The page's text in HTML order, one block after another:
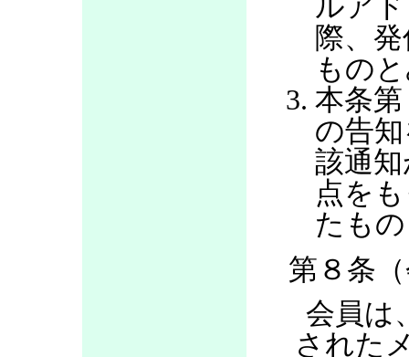
ルア
際、
もの
本条
の告
該通
点を
たも
第８条
会員は
された